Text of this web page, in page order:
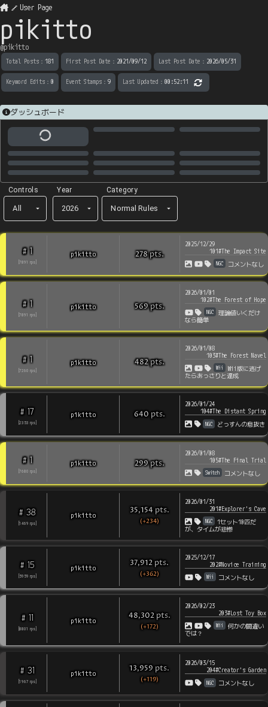
User Page
pikitto
@pikitto
Total Posts ： 181 First Post Date ： 2021/09/12 Last Post Date ： 2026/05/31
Keyword Edits ： 0 Event Stamps ： 9 Last Updated ： 00:52:11
ダッシュボード
Controls
All
Year
2026
Category
Normal Rules
# 1
7891 rps
pikitto 278pts.
2025/12/29
101#The Impact Site
NGC コメントなし
# 1
7891 rps
pikitto 569pts.
2026/01/01
102#The Forest of Hope
NGC
理論値いくだけ
なら簡単
# 1
7260 rps
pikitto 482pts.
2026/01/08
103#The Forest Navel
Wii
Wii版に逃げ
たらあっさりと達成
# 17
2353 rps
pikitto 640 pts.
2026/01/24
104#The Distant Spring
NGC どっすんの息抜き
# 1
7680 rps
pikitto 299pts.
2026/01/08
105#The Final Trial
Switch コメントなし
# 38
1469 rps
pikitto 35,154 pts.
(+234)
2026/01/31
201#Explorer's Cave
NGC
1セット10匹だ
が、タイムが悲惨
# 15
5959 rps
pikitto 37,912 pts.
(+362)
2025/12/17
202#Novice Training
Wii コメントなし
# 11
8801 rps
pikitto 48,302 pts.
(+172)
2026/02/23
203#Lost Toy Box
Wii
何かの間違い
では？
# 31
1967 rps
pikitto 13,959 pts.
(+119)
2026/03/15
204#Creator's Garden
NGC コメントなし